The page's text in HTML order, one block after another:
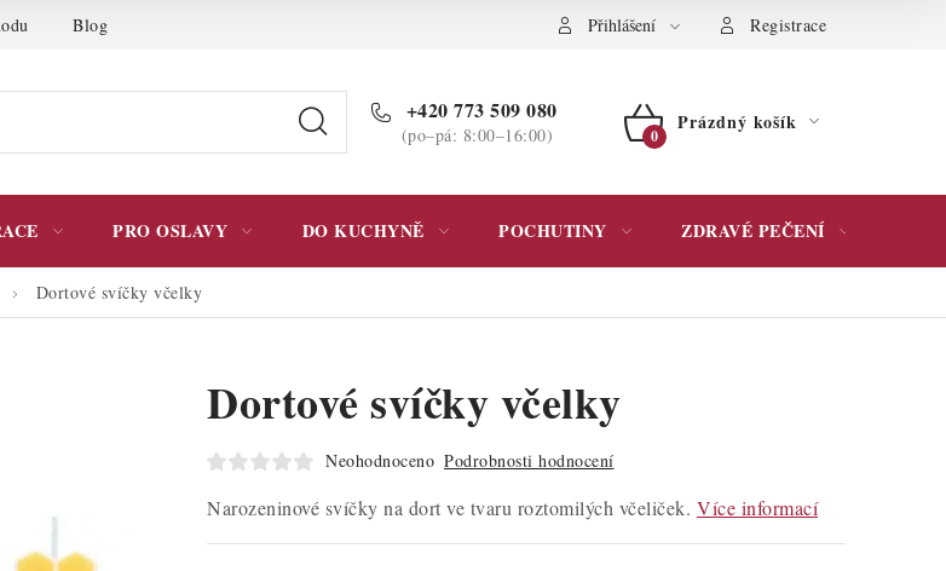
Blog Podmínky ochrany osobních údajů Přihlášení Registrace
+420 773 509 080
(po–pá: 8:00–16:00)
NÁKUPNÍ
Prázdný košík
PRO OSLAVY DO KUCHYNĚ POCHUTINY ZDRAVÉ PEČENÍ
Dortové svíčky včelky
Dortové svíčky včelky
Neohodnoceno Podrobnosti hodnocení
Narozeninové svíčky na dort ve tvaru roztomilých včeliček. Více informací